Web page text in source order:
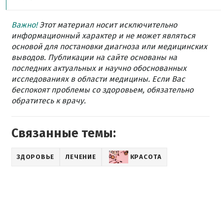
Важно!Этот материал носит исключительно
информационный характер и не может являться
основой для постановки диагноза или медицинских
выводов. Публикации на сайте основаны на
последних актуальных и научно обоснованных
исследованиях в области медицины. Если Вас
беспокоят проблемы со здоровьем, обязательно
обратитесь к врачу.
Связанные темы:
ЗДОРОВЬЕ ЛЕЧЕНИЕ КРАСОТА